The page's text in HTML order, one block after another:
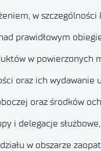
w
prawidłowym
w powierzonych
oraz ich wydawanie
oraz środków
i delegacje służbowe,
w obszarze